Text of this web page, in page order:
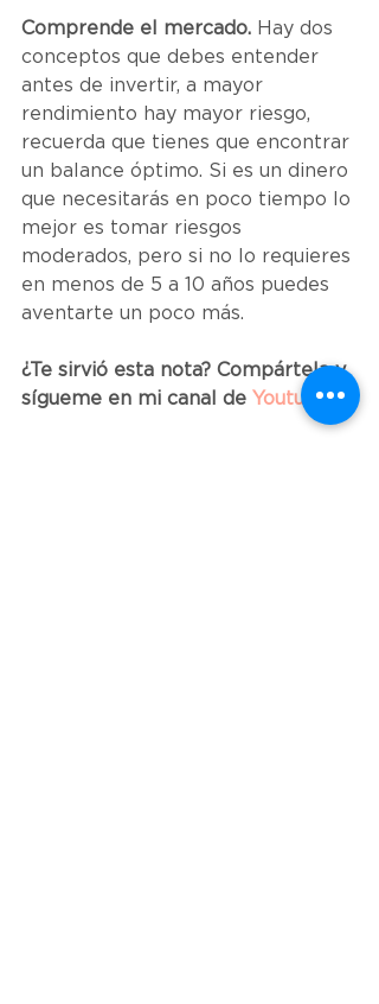
Comprende el mercado. Hay dos
conceptos que debes entender
antes de invertir, a mayor
rendimiento hay mayor riesgo,
recuerda que tienes que encontrar
un balance óptimo. Si es un dinero
que necesitarás en poco tiempo lo
mejor es tomar riesgos
moderados, pero si no lo requieres
en menos de 5 a 10 años puedes
aventarte un poco más.
¿Te sirvió esta nota? Compártela y
sígueme en mi canal de Youtube